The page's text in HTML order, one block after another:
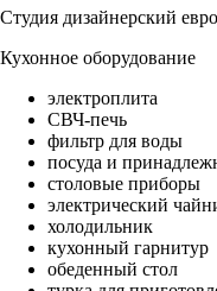
Студия дизайнерский
Кухонное оборудование
электроплита
СВЧ-печь
фильтр для воды
посуда и
столовые приборы
электрический
холодильник
кухонный гарнитур
обеденный стол